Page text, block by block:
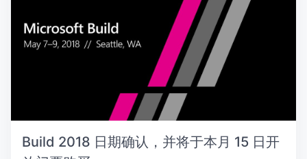
Build 2018 日期确认，并将于本月 15 日开